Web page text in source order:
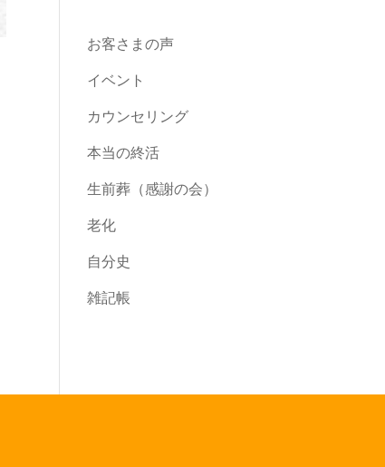
お客さまの声
イベント
カウンセリング
本当の終活
生前葬（感謝の会）
老化
自分史
雑記帳